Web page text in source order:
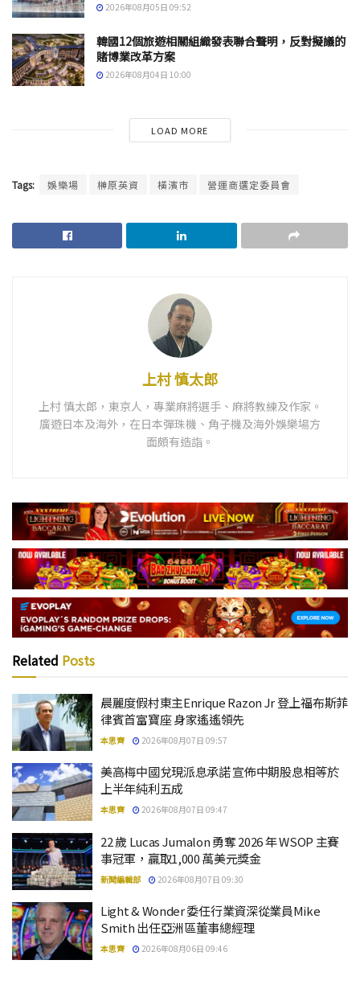
2026年08月05日 09:52
韓國12個旅遊相關組織發表聯合聲明，反對擬議的
賭博業改革方案
2026年08月04日 10:00
LOAD MORE
Tags: 娛樂場 榊原英資 橫濱市 營運商選定委員會
上村 慎太郎
上村 慎太郎，東京人，專業麻將選手、麻將教練及作家。
廣遊日本及海外，在日本彈珠機、角子機及海外娛樂場方
面頗有造詣。
Related Posts
晨麗度假村東主Enrique Razon Jr 登上福布斯菲
律賓首富寶座 身家遙遙領先
本思齊 2026年08月07日 09:57
美高梅中國兌現派息承諾 宣佈中期股息相等於
上半年純利五成
本思齊 2026年08月07日 09:47
22 歲 Lucas Jumalon 勇奪 2026 年 WSOP 主賽
事冠軍，贏取1,000 萬美元獎金
新聞編輯部 2026年08月07日 09:30
Light & Wonder 委任行業資深從業員Mike
Smith 出任亞洲區董事總經理
本思齊 2026年08月06日 09:46